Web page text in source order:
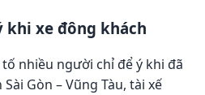
khi xe đông khách
nhiều người chỉ để ý khi đã
Gòn – Vũng Tàu, tài xế